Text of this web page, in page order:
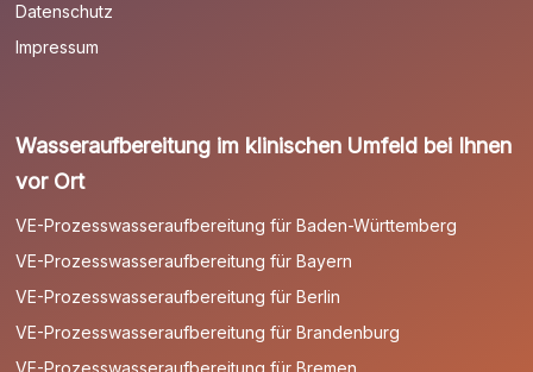
Datenschutz
Impressum
Wasseraufbereitung im klinischen Umfeld bei Ihnen
vor Ort
VE-Prozesswasseraufbereitung für Baden-Württemberg
VE-Prozesswasseraufbereitung für Bayern
VE-Prozesswasseraufbereitung für Berlin
VE-Prozesswasseraufbereitung für Brandenburg